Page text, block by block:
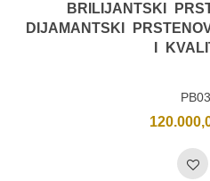
BRILIJANTSKI
DIJAMANTSKI
I